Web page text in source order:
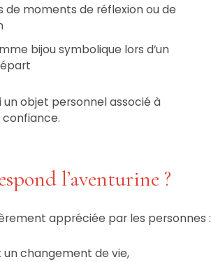
de moments de réflexion ou de
bijou symbolique lors d’un
un objet personnel associé à
confiance.
l’aventurine ?
appréciée par les personnes :
changement de vie,